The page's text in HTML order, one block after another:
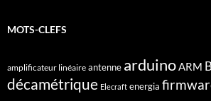
MOTS-CLEFS
amplificateur linéaire antenne arduinoARM
décamétrique Elecraft energia